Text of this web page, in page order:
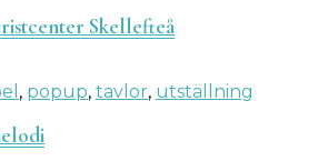
Skellefteå
, popup, tavlor, utställning